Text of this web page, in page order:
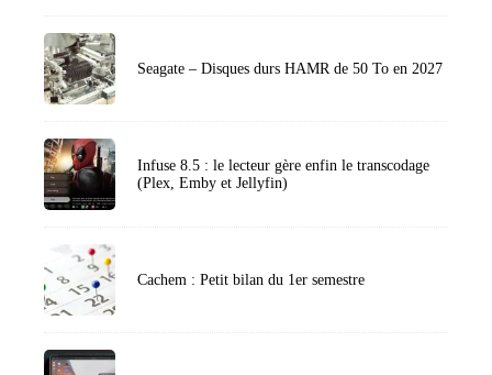
Seagate – Disques durs HAMR de 50 To en 2027
Infuse 8.5 : le lecteur gère enfin le transcodage
(Plex, Emby et Jellyfin)
Cachem : Petit bilan du 1er semestre